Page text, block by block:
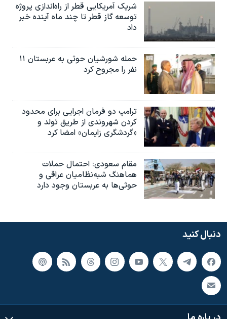
شریک آمریکایی قطر از راه‌اندازی پروژه
توسعه گاز قطر تا چند ماه آینده خبر
داد
حمله شورشیان حوثی به عربستان ۱۱
نفر را مجروح کرد
ترامپ دو فرمان اجرایی برای محدود
کردن شهروندی از طریق تولد و
«گردشگری زایمان» امضا کرد
مقام سعودی: احتمال حملات
هماهنگ شبه‌نظامیان عراقی و
حوثی‌ها به عربستان وجود دارد
دنبال کنید